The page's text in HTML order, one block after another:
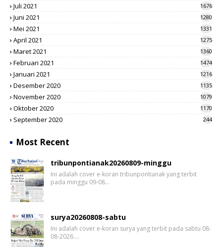
Juli 2021 1676
Juni 2021 1280
Mei 2021 1331
April 2021 1275
Maret 2021 1360
Februari 2021 1474
Januari 2021 1216
Desember 2020 1135
November 2020 1079
Oktober 2020 1170
September 2020 244
Most Recent
tribunpontianak20260809-minggu
Ini adalah cover e-koran tribunpontianak yang terbit
pada minggu 09-08…
surya20260808-sabtu
Ini adalah cover e-koran surya yang terbit pada sabtu 08-
08-2026.…